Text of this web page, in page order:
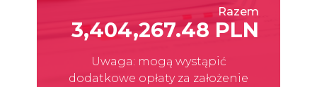
Razem
3,404,267.48 PLN
Uwaga: mogą wystąpić
dodatkowe opłaty za założenie